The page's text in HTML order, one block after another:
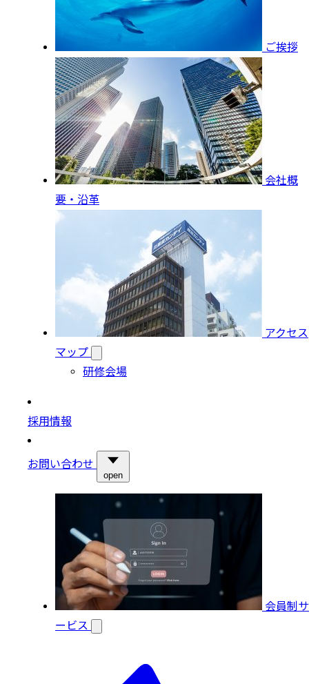
ご挨拶
会社概
要・沿革
アクセス
マップ
研修会場
採用情報
お問い合わせ
open
会員制サ
ービス